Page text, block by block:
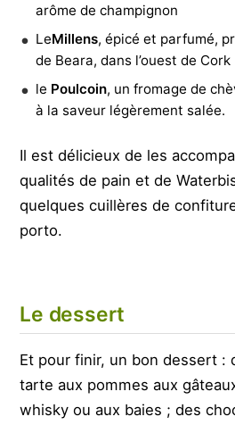
arôme de champignon
LeMillens, épicé et parfumé,
de Beara, dans l’ouest de Cork
le Poulcoin, un fromage de
à la saveur légèrement salée.
Il est délicieux de les
qualités de pain et de
quelques cuillères de
porto.
Le dessert
Et pour finir, un bon dessert :
tarte aux pommes aux
whisky ou aux baies ; des